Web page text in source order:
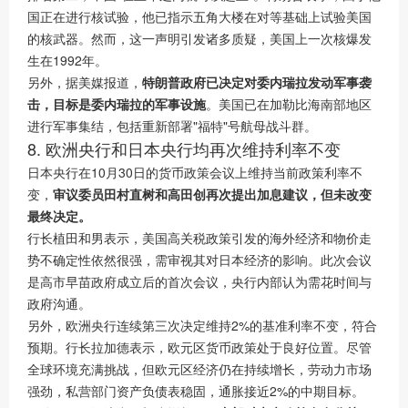
国正在进行核试验，他已指示五角大楼在对等基础上试验美国
的核武器。然而，这一声明引发诸多质疑，美国上一次核爆发
生在1992年。
另外，据美媒报道， 特朗普政府已决定对委内瑞拉发动军事袭
击，目标是委内瑞拉的军事设施。美国已在加勒比海南部地区
进行军事集结，包括重新部署"福特"号航母战斗群。
8. 欧洲央行和日本央行均再次维持利率不变
日本央行在10月30日的货币政策会议上维持当前政策利率不
变， 审议委员田村直树和高田创再次提出加息建议，但未改变
最终决定。
行长植田和男表示，美国高关税政策引发的海外经济和物价走
势不确定性依然很强，需审视其对日本经济的影响。此次会议
是高市早苗政府成立后的首次会议，央行内部认为需花时间与
政府沟通。
另外，欧洲央行连续第三次决定维持2%的基准利率不变，符合
预期。行长拉加德表示，欧元区货币政策处于良好位置。尽管
全球环境充满挑战，但欧元区经济仍在持续增长，劳动力市场
强劲，私营部门资产负债表稳固，通胀接近2%的中期目标。